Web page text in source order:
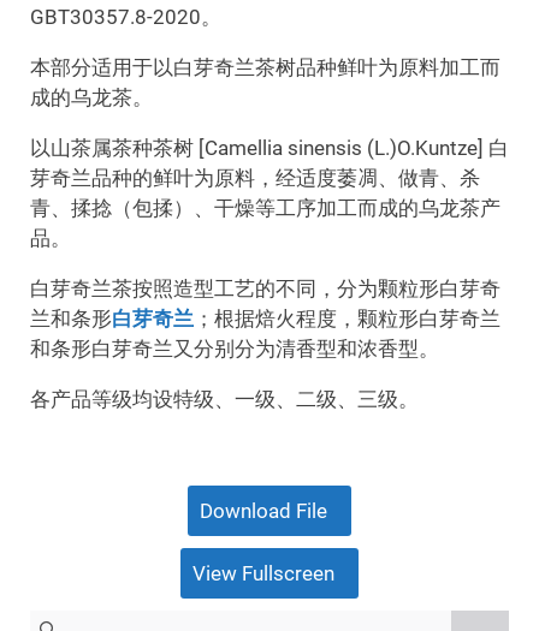
GBT30357.8-2020。
本部分适用于以白芽奇兰茶树品种鲜叶为原料加工而
成的乌龙茶。
以山茶属茶种茶树 [Camellia sinensis (L.)O.Kuntze] 白
芽奇兰品种的鲜叶为原料，经适度萎凋、做青、杀
青、揉捻（包揉）、干燥等工序加工而成的乌龙茶产
品。
白芽奇兰茶按照造型工艺的不同，分为颗粒形白芽奇
兰和条形白芽奇兰 ；根据焙火程度，颗粒形白芽奇兰
和条形白芽奇兰又分别分为清香型和浓香型。
各产品等级均设特级、一级、二级、三级。
Download File
View Fullscreen